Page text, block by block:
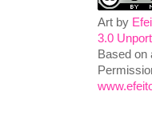
Art by
3.0
Based on